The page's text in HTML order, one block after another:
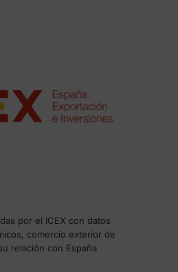
por el ICEX con datos
comercio exterior de
relación con España